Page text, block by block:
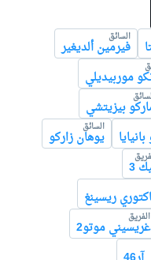
السائق
فيرمين ألديغير
موربيديلي
بيزيتشي
السائق
يوهان زاركو
3
ريسينغ
الفريق
غريسيني موتو2